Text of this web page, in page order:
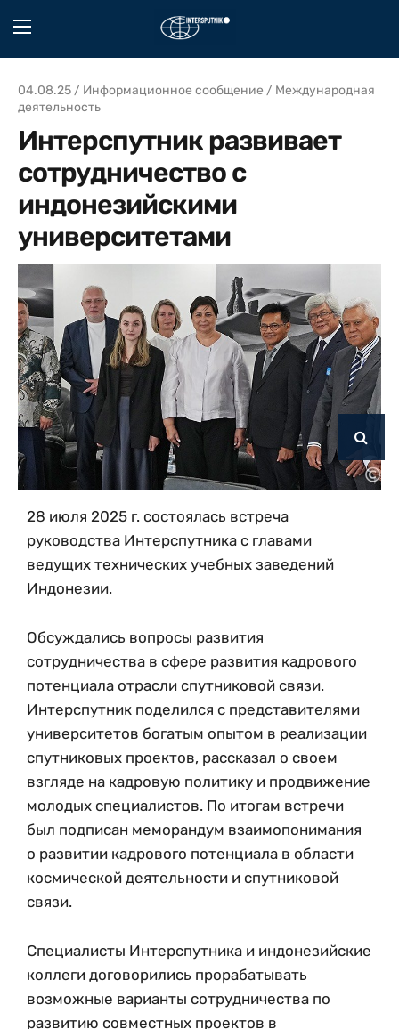
04.08.25 / Информационное сообщение / Международная
деятельность
Интерспутник развивает
сотрудничество с
индонезийскими
университетами
28 июля 2025 г. состоялась встреча
руководства Интерcпутника с главами
ведущих технических учебных заведений
Индонезии.
Обсуждались вопросы развития
сотрудничества в сфере развития кадрового
потенциала отрасли спутниковой связи.
Интерспутник поделился с представителями
университетов богатым опытом в реализации
спутниковых проектов, рассказал о своем
взгляде на кадровую политику и продвижение
молодых специалистов. По итогам встречи
был подписан меморандум взаимопонимания
о развитии кадрового потенциала в области
космической деятельности и спутниковой
связи.
Специалисты Интерспутника и индонезийские
коллеги договорились прорабатывать
возможные варианты сотрудничества по
развитию совместных проектов в